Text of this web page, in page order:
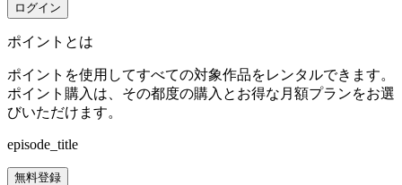
ログイン
ポイントとは
ポイントを使用してすべての対象作品をレンタルできます。
ポイント購入は、その都度の購入とお得な月額プランをお選
びいただけます。
episode_title
無料登録